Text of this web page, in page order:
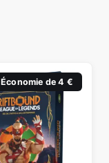
Économie de 4 €